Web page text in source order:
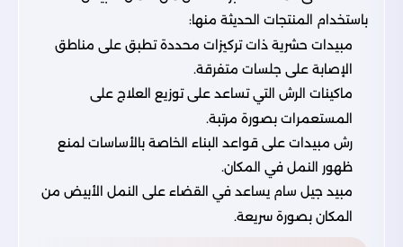
باستخدام المنتجات الحديثة منها:
مبيدات حشرية ذات تركيزات محددة تطبق على مناطق
الإصابة على جلسات متفرقة.
ماكينات الرش التي تساعد على توزيع العلاج على
المستعمرات بصورة مرتبة.
رش مبيدات على قواعد البناء الخاصة بالأساسات لمنع
ظهور النمل في المكان.
مبيد جيل سام يساعد في القضاء على النمل الأبيض من
المكان بصورة سريعة.